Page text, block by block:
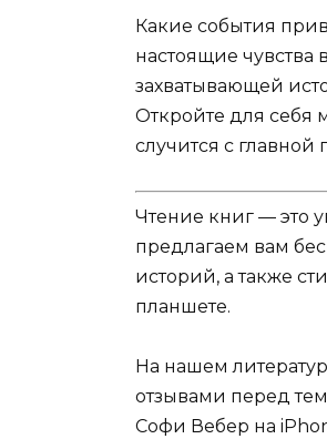
Какие события
настоящие чувства
захватывающей
Откройте для себя
случится с
Чтение книг — это
предлагаем вам
историй, а также
планшете.
На нашем
отзывами перед
Софи Вебер на